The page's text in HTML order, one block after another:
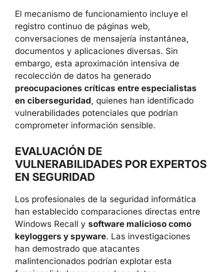
El mecanismo de funcionamiento incluye el
registro continuo de páginas web,
conversaciones de mensajería instantánea,
documentos y aplicaciones diversas. Sin
embargo, esta aproximación intensiva de
recolección de datos ha generado
preocupaciones críticas entre especialistas
en ciberseguridad, quienes han identificado
vulnerabilidades potenciales que podrían
comprometer información sensible.
EVALUACIÓN DE
VULNERABILIDADES POR EXPERTOS
EN SEGURIDAD
Los profesionales de la seguridad informática
han establecido comparaciones directas entre
Windows Recall y software malicioso como
keyloggers y spyware. Las investigaciones
han demostrado que atacantes
malintencionados podrían explotar esta